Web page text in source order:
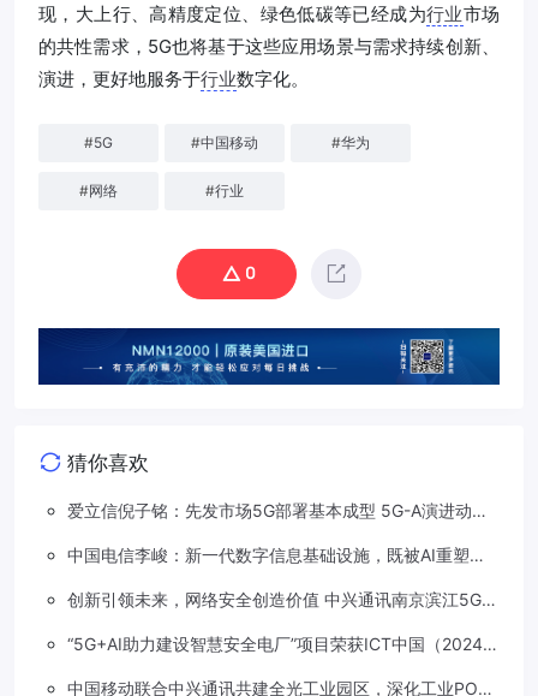
现，大上行、高精度定位、绿色低碳等已经成为行业市场
的共性需求，5G也将基于这些应用场景与需求‍‍持续创新、
演进，更好地服务于‍‍行业数字化。
#5G #中国移动 #华为
#网络 #行业
0
猜你喜欢
爱立信倪子铭：先发市场5G部署基本成型 5G-A演进动能
中国电信李峻：新一代数字信息基础设施，既被AI重塑，
创新引领未来，网络安全创造价值 中兴通讯南京滨江5G工
“5G+AI助力建设智慧安全电厂”项目荣获ICT中国（2024）
中国移动联合中兴通讯共建全光工业园区，深化工业PON